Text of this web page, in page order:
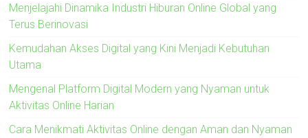
Menjelajahi Dinamika Industri Hiburan Online Global yang
Terus Berinovasi
Kemudahan Akses Digital yang Kini Menjadi Kebutuhan
Utama
Mengenal Platform Digital Modern yang Nyaman untuk
Aktivitas Online Harian
Cara Menikmati Aktivitas Online dengan Aman dan Nyaman